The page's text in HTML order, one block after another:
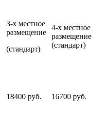
3-х местное
размещение
(стандарт)
4-х местное
размещение
(стандарт)
18400 руб. 16700 руб.